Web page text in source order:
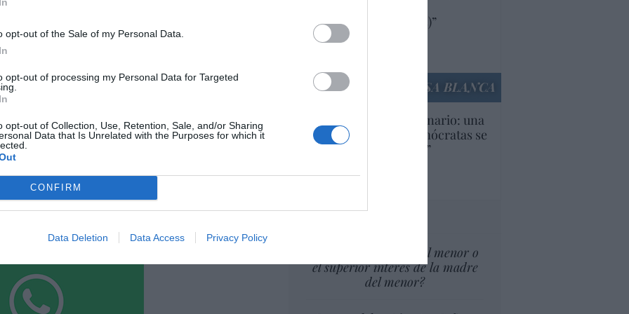
opt-out of the Sale of my Personal Data.
opt-out of processing my Personal Data for Targeted
opt-out of Collection, Use, Retention, Sale, and/or Sharing
Data that Is Unrelated with the Purposes for which it
CONFIRM
Data Deletion Data Access Privacy Policy
este artículo?
newsletter y recibe cada dia
destacado de Hispanidad
legales
americanas (y europeas)”
por Ana Sánchez Arjona
LA CASA BLANCA
EEUU. Inquietante escenario: una
tercera parte de los demócratas se
define como “socialista”
¿El Superior interés el menor o
el superior interés de la madre
del menor?